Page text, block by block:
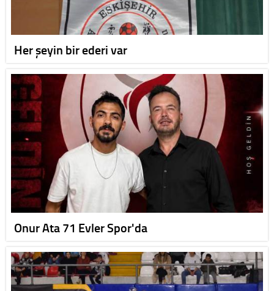
Her şeyin bir ederi var
Onur Ata 71 Evler Spor'da